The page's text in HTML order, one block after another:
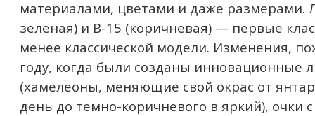
материалами, цветами и даже размерами.
зеленая) и B-15 (коричневая) — первые
менее классической модели. Изменения,
году, когда были созданы инновационные
(хамелеоны, меняющие свой окрас от
день до темно-коричневого в яркий), очки